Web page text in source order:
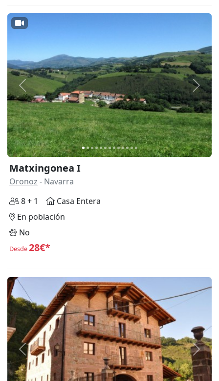
Anterior
Matxingonea I
Oronoz - Navarra
8 + 1
Casa Entera
En población
No
Desde28€*
Anterior